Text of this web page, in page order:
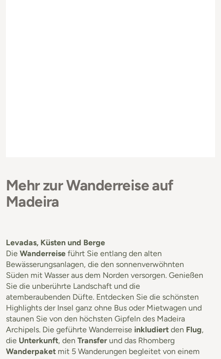
Mehr zur Wanderreise auf
Madeira
Levadas, Küsten und Berge
Die Wanderreise führt Sie entlang den alten
Bewässerungsanlagen, die den sonnenverwöhnten
Süden mit Wasser aus dem Norden versorgen. Genießen
Sie die unberührte Landschaft und die
atemberaubenden Düfte. Entdecken Sie die schönsten
Highlights der Insel ganz ohne Bus oder Mietwagen und
staunen Sie von den höchsten Gipfeln des Madeira
Archipels. Die geführte Wanderreise inkludiert den Flug,
die Unterkunft, den Transfer und das Rhomberg
Wanderpaket mit 5 Wanderungen begleitet von einem